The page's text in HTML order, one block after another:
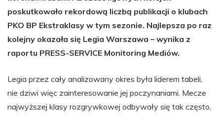
poskutkowało rekordową liczbą publikacji o klubach
PKO BP Ekstraklasy w tym sezonie. Najlepsza po raz
kolejny okazała się Legia Warszawa – wynika z
raportu PRESS-SERVICE Monitoring Mediów.
Legia przez cały analizowany okres była liderem tabeli,
nie dziwi więc zainteresowanie jej poczynaniami. Mecze
najwyższej klasy rozgrywkowej odbywały się tak często,